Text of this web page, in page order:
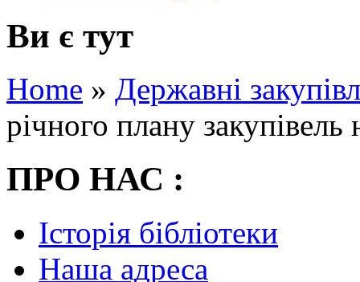
Ви є тут
Home » Державні
річного плану
ПРО НАС :
Історія бібліотеки
Наша адреса